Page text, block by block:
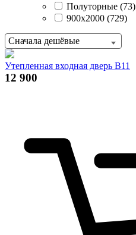
Полуторные (73)
900x2000 (729)
Сначала дешёвые
Утепленная входная дверь В11
12 900